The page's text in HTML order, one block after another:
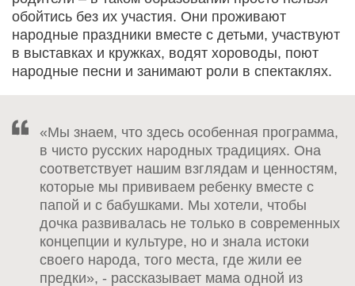
обойтись без их участия. Они проживают
народные праздники вместе с детьми, участвуют
в выставках и кружках, водят хороводы, поют
народные песни и занимают роли в спектаклях.
«Мы знаем, что здесь особенная программа,
в чисто русских народных традициях. Она
соответствует нашим взглядам и ценностям,
которые мы прививаем ребенку вместе с
папой и с бабушками. Мы хотели, чтобы
дочка развивалась не только в современных
концепции и культуре, но и знала истоки
своего народа, того места, где жили ее
предки», - рассказывает мама одной из